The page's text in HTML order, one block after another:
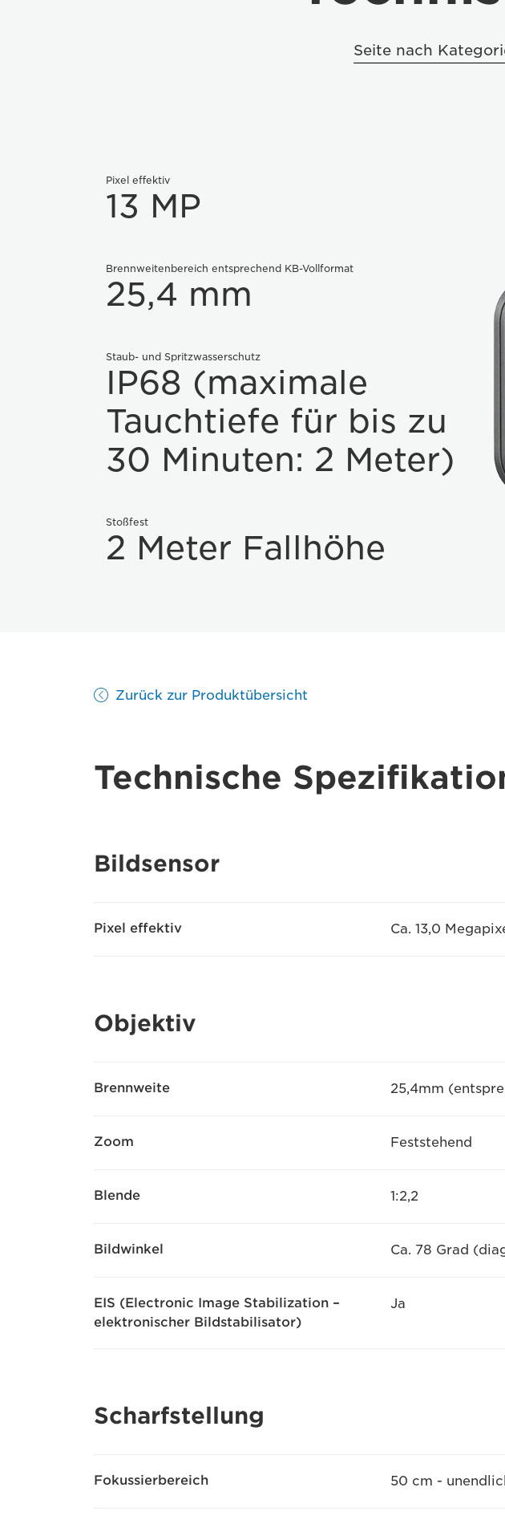
Seite nach
Pixel effektiv
13 MP
Brennweitenbereich entsprechend KB-Vollformat
25,4 mm
Staub- und Spritzwasserschutz
IP68 (maximale
Tauchtiefe für bis zu
30 Minuten: 2 Meter)
Stoßfest
2 Meter Fallhöhe
Zurück zur Produktübersicht
Technische
Bildsensor
Pixel effektiv Ca. 13,0
Objektiv
Brennweite 25,4mm
Zoom Feststehend
Blende 1:2,2
Bildwinkel Ca. 78 Grad
EIS (Electronic Image Stabilization –
elektronischer Bildstabilisator)
Ja
Scharfstellung
Fokussierbereich 50 cm -